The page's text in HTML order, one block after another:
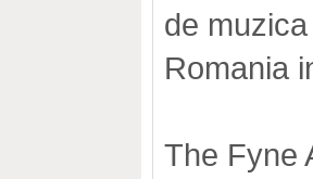
de
Romania
The Fyne